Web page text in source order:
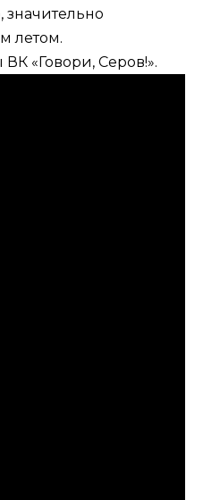
значительно
летом.
«Говори, Серов!».